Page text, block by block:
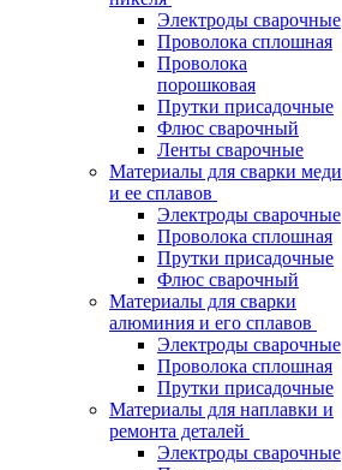
Электроды сварочные
Проволока сплошная
Проволока
порошковая
Прутки присадочные
Флюс сварочный
Ленты сварочные
Материалы для сварки меди
и ее сплавов
Электроды сварочные
Проволока сплошная
Прутки присадочные
Флюс сварочный
Материалы для сварки
алюминия и его сплавов
Электроды сварочные
Проволока сплошная
Прутки присадочные
Материалы для наплавки и
ремонта деталей
Электроды сварочные